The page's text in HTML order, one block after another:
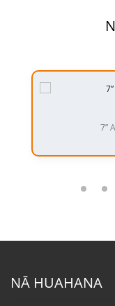
7”
NĀ HUAHANA